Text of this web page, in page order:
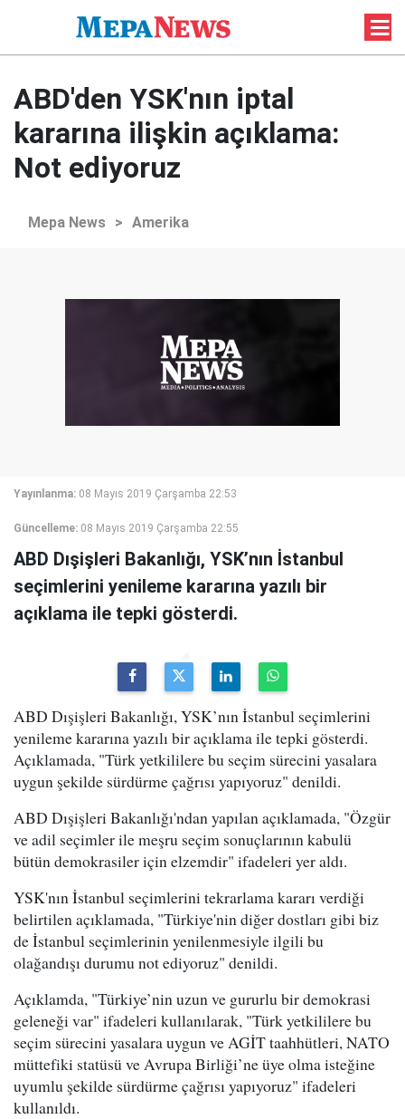
ABD'den YSK'nın iptal
kararına ilişkin açıklama:
Not ediyoruz
Mepa News > Amerika
Yayınlanma: 08 Mayıs 2019 Çarşamba 22:53
Güncelleme: 08 Mayıs 2019 Çarşamba 22:55
ABD Dışişleri Bakanlığı, YSK’nın İstanbul
seçimlerini yenileme kararına yazılı bir
açıklama ile tepki gösterdi.
ABD Dışişleri Bakanlığı, YSK’nın İstanbul seçimlerini
yenileme kararına yazılı bir açıklama ile tepki gösterdi.
Açıklamada, "Türk yetkililere bu seçim sürecini yasalara
uygun şekilde sürdürme çağrısı yapıyoruz" denildi.
ABD Dışişleri Bakanlığı'ndan yapılan açıklamada, "Özgür
ve adil seçimler ile meşru seçim sonuçlarının kabulü
bütün demokrasiler için elzemdir" ifadeleri yer aldı.
YSK'nın İstanbul seçimlerini tekrarlama kararı verdiği
belirtilen açıklamada, "Türkiye'nin diğer dostları gibi biz
de İstanbul seçimlerinin yenilenmesiyle ilgili bu
olağandışı durumu not ediyoruz" denildi.
Açıklamda, "Türkiye’nin uzun ve gururlu bir demokrasi
geleneği var" ifadeleri kullanılarak, "Türk yetkililere bu
seçim sürecini yasalara uygun ve AGİT taahhütleri, NATO
müttefiki statüsü ve Avrupa Birliği’ne üye olma isteğine
uyumlu şekilde sürdürme çağrısı yapıyoruz" ifadeleri
kullanıldı.